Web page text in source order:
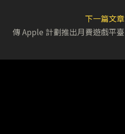
下一篇文章
傳 Apple 計劃推出月費遊戲平臺